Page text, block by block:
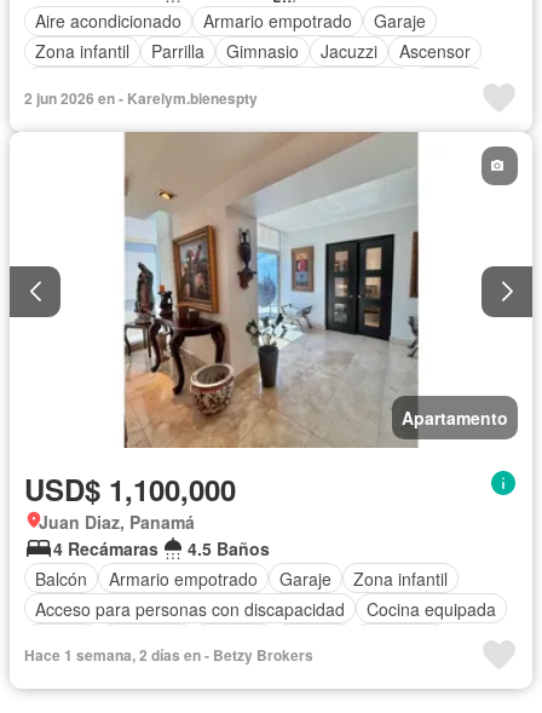
Aire acondicionado
Armario empotrado
Garaje
Zona infantil
Parrilla Gimnasio Jacuzzi
Ascensor
Agua
2 jun 2026 en - Karelym.bienespty
Apartamento
USD$ 1,100,000
Juan Diaz, Panamá
4 Recámaras
4.5 Baños
Balcón
Armario empotrado Garaje
Zona infantil
Acceso para personas con discapacidad
Cocina equipada
Gas natural
Vista panorámica
Seguridad
Cuarto de servicio
Piscina
Hace 1 semana, 2 días en - Betzy Brokers